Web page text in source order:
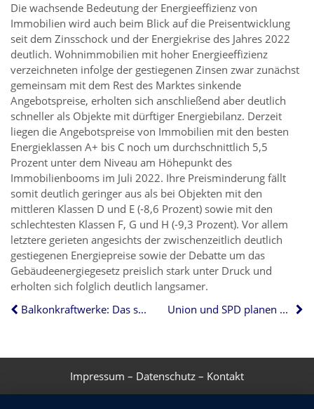
Die wachsende Bedeutung der Energieeffizienz von
Immobilien wird auch beim Blick auf die Preisentwicklung
seit dem Zinsschock und der Energiekrise des Jahres 2022
deutlich. Wohnimmobilien mit hoher Energieeffizienz
verzeichneten infolge der gestiegenen Zinsen zwar zunächst
gemeinsam mit dem Rest des Marktes sinkende
Angebotspreise, erholten sich anschließend aber deutlich
schneller als Objekte mit dürftiger Energiebilanz. Derzeit
liegen die Angebotspreise von Immobilien mit den besten
Energieklassen A+ bis C noch um durchschnittlich 5,5
Prozent unter dem Niveau am Höhepunkt des
Immobilienbooms im Juli 2022. Ihre Preisminderung fällt
somit deutlich geringer aus als bei Objekten mit den
mittleren Klassen D und E (-8,6 Prozent) sowie mit den
schlechtesten Klassen F, G und H (-9,3 Prozent). Vor allem
letztere gerieten angesichts der zwischenzeitlich deutlich
gestiegenen Energiepreise sowie der Debatte um das
Gebäudeenergiegesetz preislich stark unter Druck und
erholten sich folglich deutlich langsamer.
Balkonkraftwerke: Das sollten Wohnungseigentümer beachten
Union und SPD planen Pflicht zur Elementarschadenversicherung
Impressum – Datenschutz – Kontakt